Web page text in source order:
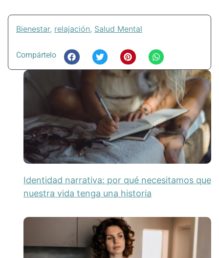
Bienestar, relajación, Salud Mental
Compártelo
Identidad narrativa: por qué necesitamos que
nuestra vida tenga una historia